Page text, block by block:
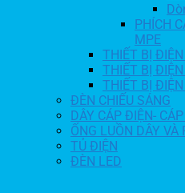
PHÍCH
MPE
THIẾT BỊ
THIẾT BỊ ĐIỆN
THIẾT BỊ
ĐÈN CHIẾU SÁNG
DÂY CÁP ĐIỆN-
ỐNG LUỒN DÂY VÀ
TỦ ĐIỆN
ĐÈN LED